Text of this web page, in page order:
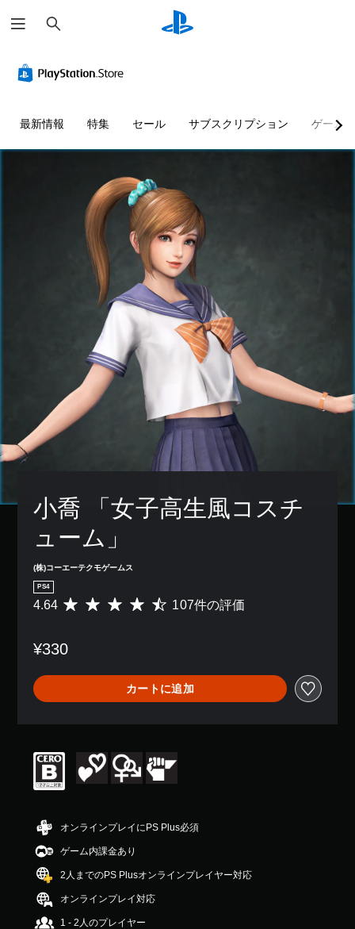
索
最新情報 特集 セール サブスクリプション ゲーム
小喬 「女子高生風コスチ
ューム」
(株)コーエーテクモゲームス
PS4
評
は
0
7
、
価
は
5
階
中
の
6
4
で
4.64 107件の評価
¥330
カートに追加
オンラインプレイにPS Plus必須
ゲーム内課金あり
2人までのPS Plusオンラインプレイヤー対応
オンラインプレイ対応
1 - 2人のプレイヤー